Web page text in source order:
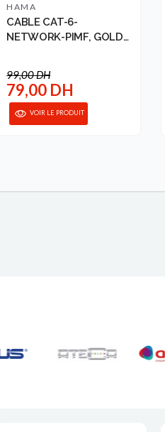
HAMA
CABLE CAT-6-
NETWORK-PIMF, GOLD-
99,00 DH
79,00 DH
VOIR LE PRODUIT